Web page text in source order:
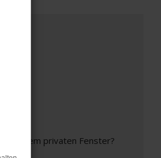
in einem privaten Fenster?